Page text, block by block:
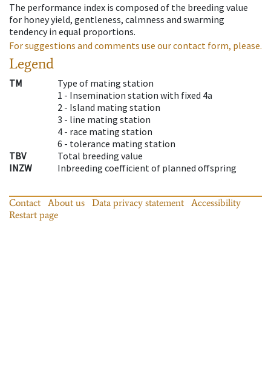
The performance index is composed of the breeding value
for honey yield, gentleness, calmness and swarming
tendency in equal proportions.
For suggestions and comments use our contact form, please.
Legend
TM
Type of mating station
1 - Insemination station with fixed 4a
2 - Island mating station
3 - line mating station
4 - race mating station
6 - tolerance mating station
TBV
Total breeding value
INZW
Inbreeding coefficient of planned offspring
Contact About us Data privacy statement
Accessibility
Restart page